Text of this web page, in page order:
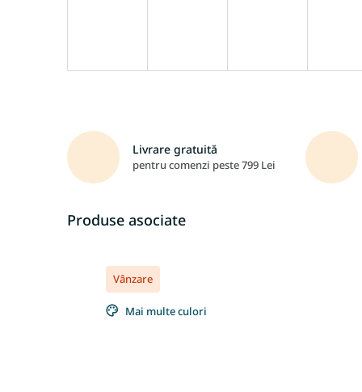
Livrare gratuită
pentru comenzi peste 799 Lei
Produse asociate
Vânzare
Mai multe culori